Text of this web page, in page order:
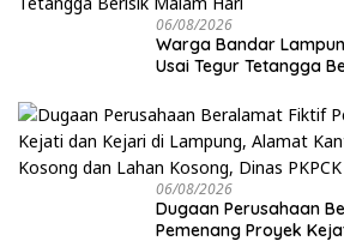
06/08/2026
Warga Bandar
Usai Tegur Tetangga
06/08/2026
Dugaan Perusahaan
Pemenang Proyek